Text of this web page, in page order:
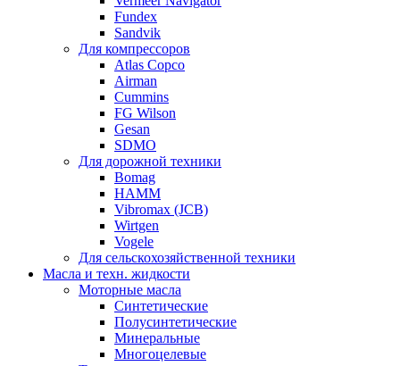
Fundex
Sandvik
Для компрессоров
Atlas Copco
Airman
Cummins
FG Wilson
Gesan
SDMO
Для дорожной техники
Bomag
HAMM
Vibromax (JCB)
Wirtgen
Vogele
Для сельскохозяйственной техники
Масла и техн. жидкости
Моторные масла
Синтетические
Полусинтетические
Минеральные
Многоцелевые